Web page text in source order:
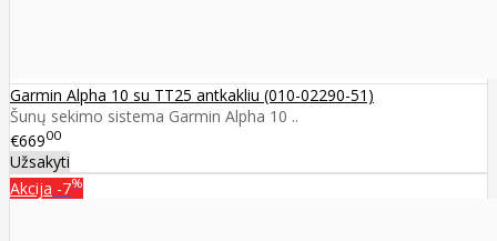
Garmin Alpha 10 su TT25 antkakliu (010-02290-51)
Šunų sekimo sistema Garmin Alpha 10 ..
€66900
Užsakyti
Akcija -7%